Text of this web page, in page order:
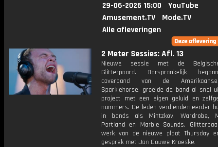
29-06-2026 15:00
YouTube
Amusement.TV
Mode.TV
Alle afleveringen
2 Meter Sessies: Afl. 13
Nieuwe sessie met de
Glitterpaard. Oorspronkelijk
coverband van de
Sparklehorse, groeide de band al snel
project met een eigen geluid en
nummers. De leden verdienden eerder
in bands als Mintzkov, Wardrobe,
Portland en Marble Sounds.
werk van de nieuwe plaat Thursday
gesprek met Jan Douwe Kroeske.